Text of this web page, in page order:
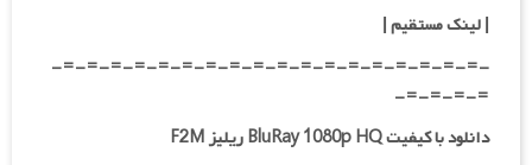
|لینک مستقیم|
-=-=-=-=-=-=-=-=-=-=-=-=-=-=-=-=-=-=-
=-=-=-=-
دانلود با کیفیت BluRay 1080p HQ ریلیز F2M